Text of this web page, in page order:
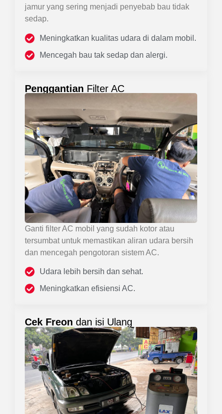
jamur yang sering menjadi penyebab bau tidak
sedap.
Meningkatkan kualitas udara di dalam mobil.
Mencegah bau tak sedap dan alergi.
Penggantian Filter AC
Ganti filter AC mobil yang sudah kotor atau
tersumbat untuk memastikan aliran udara bersih
dan mencegah pengotoran sistem AC.
Udara lebih bersih dan sehat.
Meningkatkan efisiensi AC.
Cek Freon dan isi Ulang